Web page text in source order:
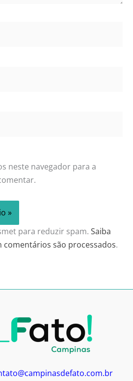
neste navegador para a
para reduzir spam. Saiba
comentários são processados.